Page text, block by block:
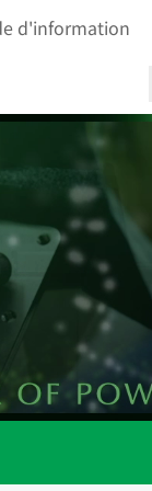
d'information